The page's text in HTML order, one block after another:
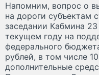
Напомним, вопрос о
на дороги субъектам
заседании Кабмина
текущем году на
федерального
рублей, в том числе
дополнительные